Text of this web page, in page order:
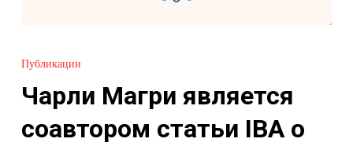
Магри
соавтором
статьи
Публикации
Чарли Магри является
соавтором статьи IBA о